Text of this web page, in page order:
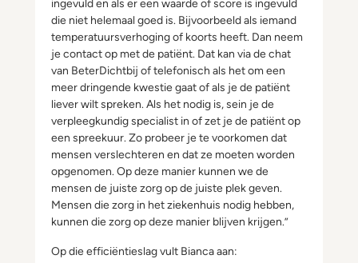
ingevuld en als er een waarde of score is ingevuld
die niet helemaal goed is. Bijvoorbeeld als iemand
temperatuursverhoging of koorts heeft. Dan neem
je contact op met de patiënt. Dat kan via de chat
van BeterDichtbij of telefonisch als het om een
meer dringende kwestie gaat of als je de patiënt
liever wilt spreken. Als het nodig is, sein je de
verpleegkundig specialist in of zet je de patiënt op
een spreekuur. Zo probeer je te voorkomen dat
mensen verslechteren en dat ze moeten worden
opgenomen. Op deze manier kunnen we de
mensen de juiste zorg op de juiste plek geven.
Mensen die zorg in het ziekenhuis nodig hebben,
kunnen die zorg op deze manier blijven krijgen.”
Op die efficiëntieslag vult Bianca aan: